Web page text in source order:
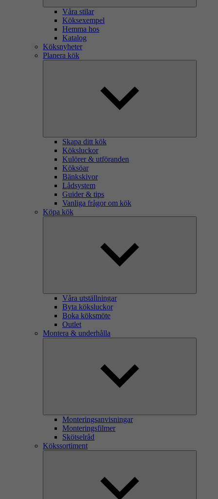
Våra stilar
Köksexempel
Hemma hos
Katalog
Köksnyheter
Planera kök
Skapa ditt kök
Köksluckor
Kulörer & utföranden
Köksöar
Bänkskivor
Lådsystem
Guider & tips
Vanliga frågor om kök
Köpa kök
Våra utställningar
Byta köksluckor
Boka köksmöte
Outlet
Montera & underhålla
Monteringsanvisningar
Monteringsfilmer
Skötselråd
Kökssortiment